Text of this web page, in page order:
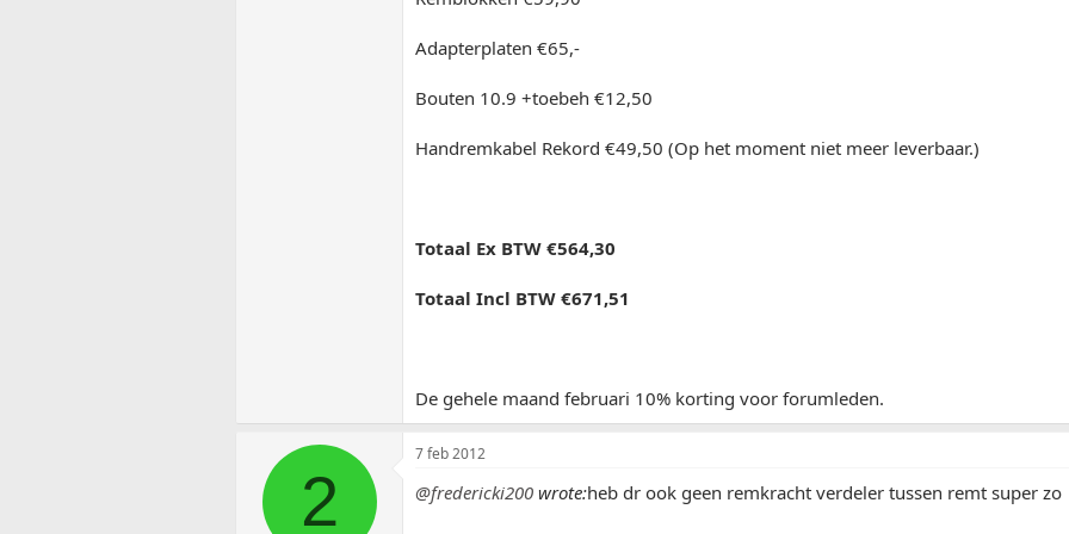
Adapterplaten €65,-
Bouten 10.9 +toebeh €12,50
Handremkabel Rekord €49,50 (Op het moment niet meer leverbaar.)
Totaal Ex BTW €564,30
Totaal Incl BTW €671,51
De gehele maand februari 10% korting voor forumleden.
2
7 feb 2012
@fredericki200 wrote:heb dr ook geen remkracht verdeler tussen remt super zo